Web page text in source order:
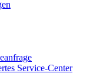
Service-Center